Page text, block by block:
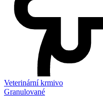
Veterinární krmivo
Granulované